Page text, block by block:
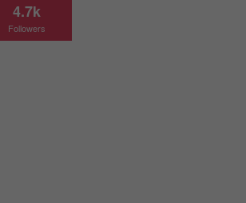
4.7k
Followers